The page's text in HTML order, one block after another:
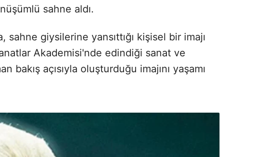
sahne aldı.
sahne giysilerine yansıttığı kişisel bir imajı
Akademisi'nde edindiği sanat ve
bakış açısıyla oluşturduğu imajını yaşamı